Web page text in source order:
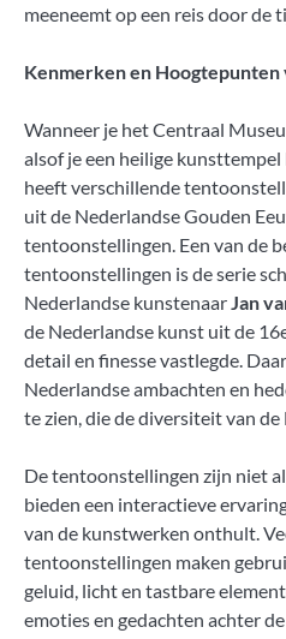
meeneemt op een reis door de
Kenmerken en Hoogtepunten
Wanneer je het Centraal
alsof je een heilige
heeft verschillende
uit de Nederlandse Gouden
tentoonstellingen. Een van de
tentoonstellingen is de serie
Nederlandse kunstenaarJan
de Nederlandse kunst uit de
detail en finesse vastlegde.
Nederlandse ambachten en
te zien, die de diversiteit van
De tentoonstellingen zijn niet
bieden een interactieve
van de kunstwerken onthult.
tentoonstellingen maken
geluid, licht en tastbare
emoties en gedachten achter